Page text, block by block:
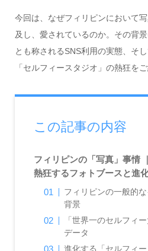
今回は、なぜフィリピンにおいて
及し、愛されているのか。その背
とも称されるSNS利用の実態、そ
「セルフィースタジオ」の熱狂を
この記事の内容
フィリピンの「写真」事情
熱狂するフォトブースと進
フィリピンの一般的
背景
「世界一のセルフィ
データ
進化する「セルフィ